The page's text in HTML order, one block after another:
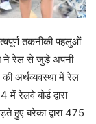
तकनीकी पहलुओं
ने रेल से जुड़े अपनी
की अर्थव्यवस्था में रेल
रेलवे बोर्ड द्वारा
हुए बरेका द्वारा 475